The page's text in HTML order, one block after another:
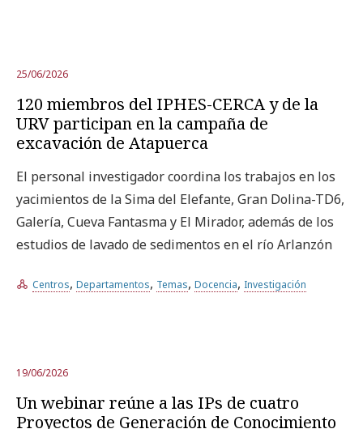
25/06/2026
120 miembros del IPHES-CERCA y de la
URV participan en la campaña de
excavación de Atapuerca
El personal investigador coordina los trabajos en los
yacimientos de la Sima del Elefante, Gran Dolina-TD6,
Galería, Cueva Fantasma y El Mirador, además de los
estudios de lavado de sedimentos en el río Arlanzón
Centros, Departamentos, Temas, Docencia, Investigación
19/06/2026
Un webinar reúne a las IPs de cuatro
Proyectos de Generación de Conocimiento